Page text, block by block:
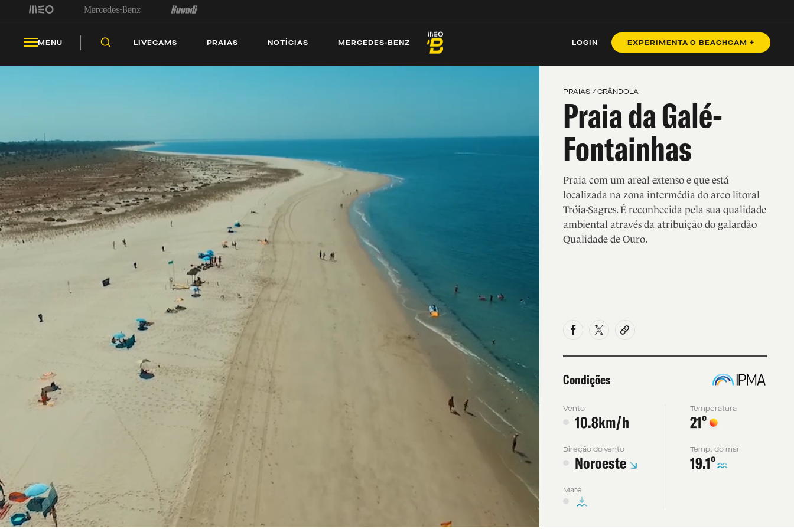
MENU LIVECAMS PRAIAS NOTÍCIAS MERCEDES-BENZ LOGIN EXPERIMENTA O BEACHCAM +
LIVECAMS PRAIAS NOTÍCIAS MERCEDES-BENZ
PRAIAS / GRÂNDOLA
Praia da Galé-
Fontainhas
Praia com um areal extenso e que está
localizada na zona intermédia do arco litoral
Tróia-Sagres. É reconhecida pela sua qualidade
ambiental através da atribuição do galardão
Qualidade de Ouro.
Condições
Vento
10.8km/h
Direção do vento
Noroeste
Maré
Temperatura
21º
Temp. do mar
19.1º